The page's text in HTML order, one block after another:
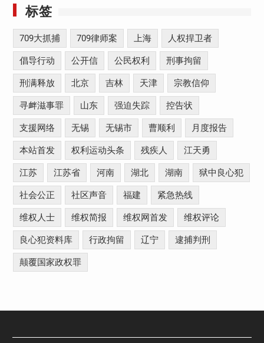
标签
709大抓捕 709律师案 上海 人权捍卫者
倡导行动 公开信 公民权利 刑事拘留
刑满释放 北京 吉林 天津 宗教信仰
寻衅滋事罪 山东 强迫失踪 控告状
支援网络 无锡 无锡市 曹顺利 月度报告
本站首发 权利运动头条 残疾人 江天勇
江苏 江苏省 河南 湖北 湖南 狱中良心犯
社会公正 社区声音 福建 紧急热线
维权人士 维权简报 维权网首发 维权评论
良心犯资料库 行政拘留 辽宁 逮捕判刑
颠覆国家政权罪